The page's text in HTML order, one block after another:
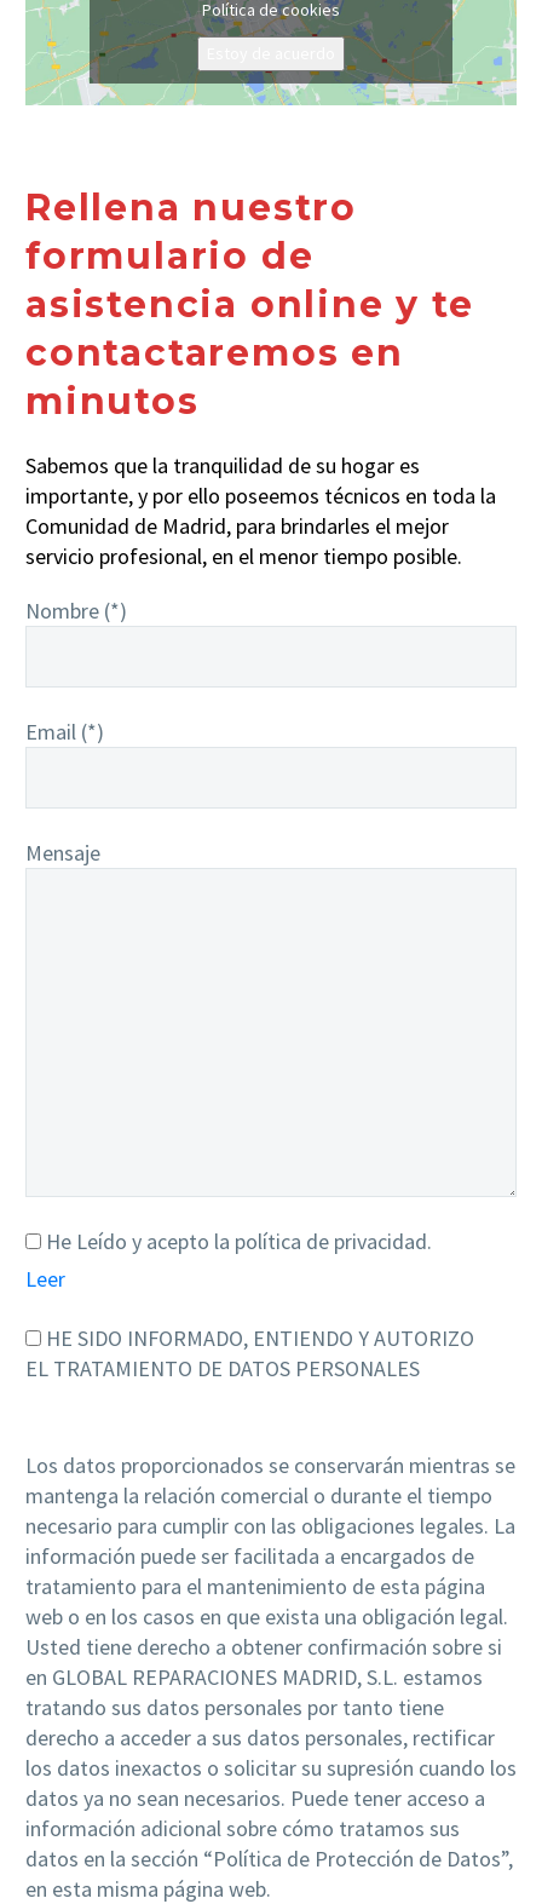
Política de cookies
Rellena nuestro
formulario de
asistencia online y te
contactaremos en
minutos
Sabemos que la tranquilidad de su hogar es
importante, y por ello poseemos técnicos en toda la
Comunidad de Madrid, para brindarles el mejor
servicio profesional, en el menor tiempo posible.
Nombre (*)
Email (*)
Mensaje
He Leído y acepto la política de privacidad.
Leer
HE SIDO INFORMADO, ENTIENDO Y AUTORIZO
EL TRATAMIENTO DE DATOS PERSONALES
Los datos proporcionados se conservarán mientras se
mantenga la relación comercial o durante el tiempo
necesario para cumplir con las obligaciones legales. La
información puede ser facilitada a encargados de
tratamiento para el mantenimiento de esta página
web o en los casos en que exista una obligación legal.
Usted tiene derecho a obtener confirmación sobre si
en GLOBAL REPARACIONES MADRID, S.L. estamos
tratando sus datos personales por tanto tiene
derecho a acceder a sus datos personales, rectificar
los datos inexactos o solicitar su supresión cuando los
datos ya no sean necesarios. Puede tener acceso a
información adicional sobre cómo tratamos sus
datos en la sección “Política de Protección de Datos”,
en esta misma página web.